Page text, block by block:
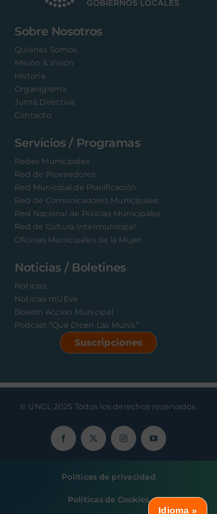
Sobre Nosotros
Quiénes Somos
Misión & Visión
Historia
Organigrama
Junta Directiva
Contacto
Servicios / Programas
Redes Municipales
Red de Proveedores
Red Municipal de Planificación
Red de Comunicadores Municipales
Red Nacional de Policías Municipales
Red de Cultura Intermunicipal
Oficinas Municipales de la Mujer
Noticias / Boletines
Noticias
Noticias mUEve
Boletin Accion Municipal
Podcast “Qué Dicen Las Munis”
Suscripciones
© UNGL 2025 Todos los derechos reservados.
Políticas de privacidad
Políticas de Cookies
Idioma »